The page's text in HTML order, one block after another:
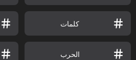
كلمات
الحرب